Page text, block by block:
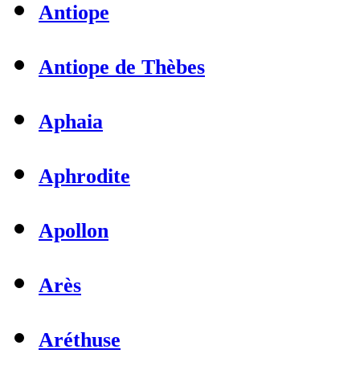
Antiope
Antiope de Thèbes
Aphaia
Aphrodite
Apollon
Arès
Aréthuse